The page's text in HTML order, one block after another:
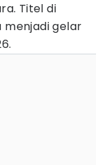
Titel di
menjadi gelar